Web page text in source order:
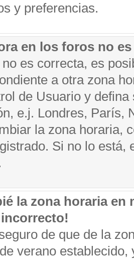
y preferencias.
en los foros no
es correcta, es
a otra zona
de Usuario y
e.j. Londres, París,
la zona horaria,
Si no lo está,
la zona horaria
de que de la
verano